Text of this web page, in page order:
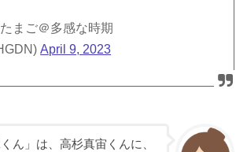
まご＠多感な時期
April 9, 2023
ん」は、高杉真宙くんに、